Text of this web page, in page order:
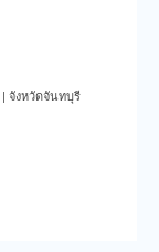
| จังหวัดจันทบุรี